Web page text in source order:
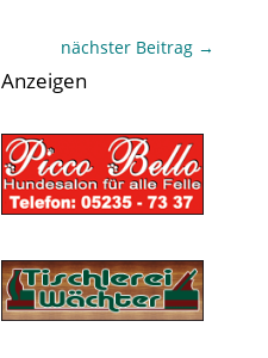
nächster Beitrag →
Anzeigen